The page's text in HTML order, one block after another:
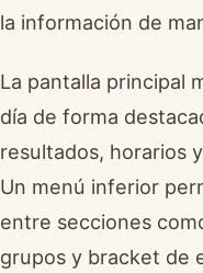
la información de
La pantalla principal
día de forma
resultados, horarios
Un menú inferior
entre secciones
grupos y bracket de